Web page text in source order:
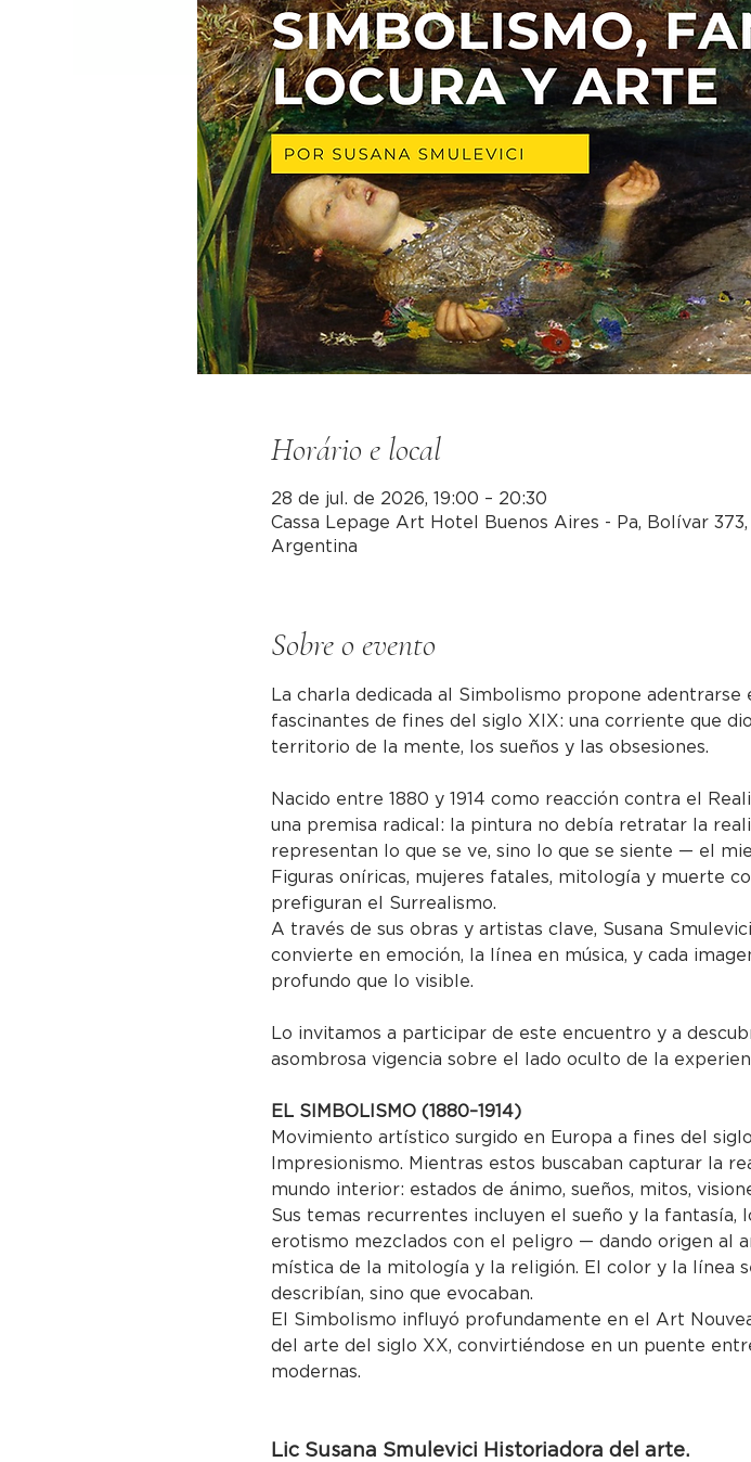
Horário e local
28 de jul. de 2026, 19:00 – 20:30
Cassa Lepage Art Hotel Buenos Aires - Pa, Bolívar
Argentina
Sobre o evento
La charla dedicada al Simbolismo propone
fascinantes de fines del siglo XIX: una corriente que
territorio de la mente, los sueños y las obsesiones.
Nacido entre 1880 y 1914 como reacción contra el
una premisa radical: la pintura no debía retratar la
representan lo que se ve, sino lo que se siente — el
Figuras oníricas, mujeres fatales, mitología y muerte
prefiguran el Surrealismo.
A través de sus obras y artistas clave, Susana
convierte en emoción, la línea en música, y cada
profundo que lo visible.
Lo invitamos a participar de este encuentro y a
asombrosa vigencia sobre el lado oculto de la
EL SIMBOLISMO (1880–1914)
Movimiento artístico surgido en Europa a fines del
Impresionismo. Mientras estos buscaban capturar la
mundo interior: estados de ánimo, sueños, mitos,
Sus temas recurrentes incluyen el sueño y la fantasía,
erotismo mezclados con el peligro — dando origen al
mística de la mitología y la religión. El color y la línea
describían, sino que evocaban.
El Simbolismo influyó profundamente en el Art
del arte del siglo XX, convirtiéndose en un puente
modernas.
Lic Susana Smulevici Historiadora del arte.